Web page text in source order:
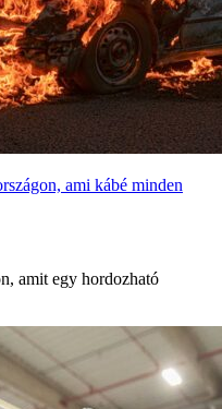
ami kábé minden
amit egy hordozható